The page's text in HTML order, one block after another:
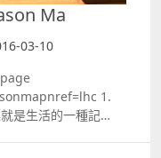
Ma
03-10
1.
是生活的一種記錄